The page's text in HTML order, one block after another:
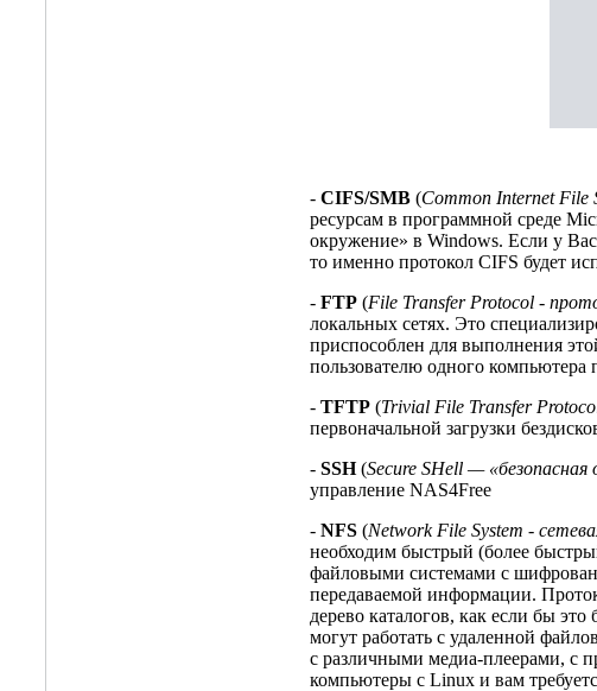
- CIFS/SMB (Common Internet File
ресурсам в программной среде
окружение» в Windows. Если у
то именно протокол CIFS будет
- FTP (File Transfer Protocol -
локальных сетях. Это
приспособлен для выполнения
пользователю одного
- TFTP (Trivial File Transfer
первоначальной загрузки
- SSH(Secure SHell — «безопасная
управление NAS4Free
- NFS (Network File System -
необходим быстрый (более
файловыми системами с
передаваемой информации.
дерево каталогов, как если бы
могут работать с удаленной
с различными медиа-плеерами, с
компьютеры с Linux и вам